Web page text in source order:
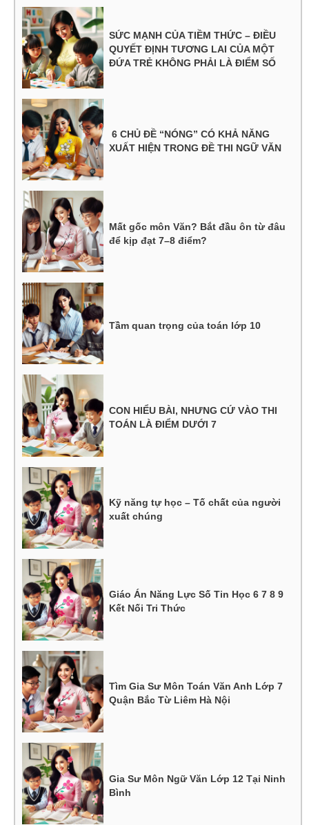
SỨC MẠNH CỦA TIỀM THỨC – ĐIỀU
QUYẾT ĐỊNH TƯƠNG LAI CỦA MỘT
ĐỨA TRẺ KHÔNG PHẢI LÀ ĐIỂM SỐ
6 CHỦ ĐỀ “NÓNG” CÓ KHẢ NĂNG
XUẤT HIỆN TRONG ĐỀ THI NGỮ VĂN
Mất gốc môn Văn? Bắt đầu ôn từ đâu
để kịp đạt 7–8 điểm?
Tầm quan trọng của toán lớp 10
CON HIỂU BÀI, NHƯNG CỨ VÀO THI
TOÁN LÀ ĐIỂM DƯỚI 7
Kỹ năng tự học – Tố chất của người
xuất chúng
Giáo Án Năng Lực Số Tin Học 6 7 8 9
Kết Nối Tri Thức
Tìm Gia Sư Môn Toán Văn Anh Lớp 7
Quận Bắc Từ Liêm Hà Nội
Gia Sư Môn Ngữ Văn Lớp 12 Tại Ninh
Bình